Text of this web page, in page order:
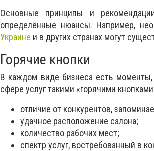
Основные принципы и
определённые нюансы. Например,
Украине и в других странах могут
Горячие кнопки
В каждом виде бизнеса есть
сфере услуг такими «горячими
отличие от конкурентов,
удачное расположение салона;
количество рабочих мест;
спектр услуг, востребованный в